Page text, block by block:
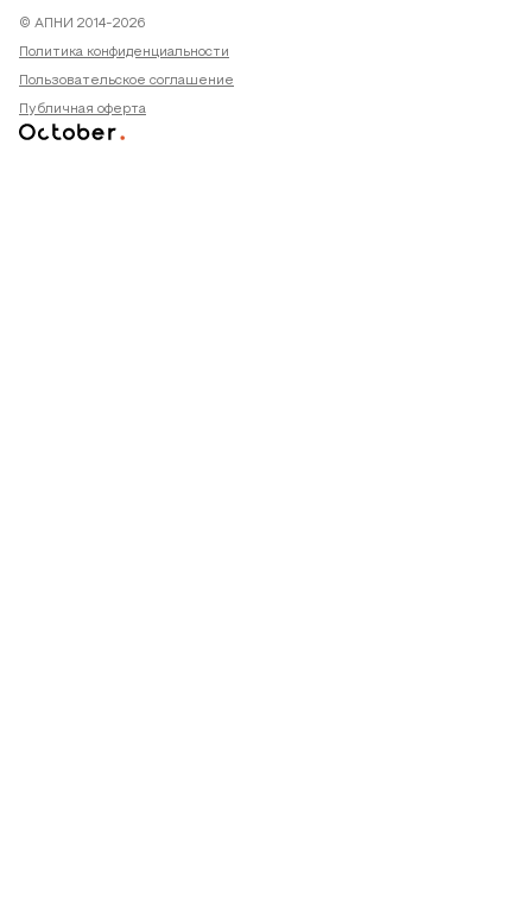
© АПНИ 2014-2026
Политика конфиденциальности
Пользовательское соглашение
Публичная оферта